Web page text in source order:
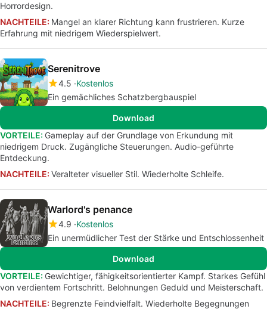
Horrordesign.
NACHTEILE: Mangel an klarer Richtung kann frustrieren. Kurze
Erfahrung mit niedrigem Wiederspielwert.
Serenitrove
4.5 Kostenlos
Ein gemächliches Schatzbergbauspiel
Download
VORTEILE: Gameplay auf der Grundlage von Erkundung mit
niedrigem Druck. Zugängliche Steuerungen. Audio-geführte
Entdeckung.
NACHTEILE: Veralteter visueller Stil. Wiederholte Schleife.
Warlord's penance
4.9 Kostenlos
Ein unermüdlicher Test der Stärke und Entschlossenheit
Download
VORTEILE: Gewichtiger, fähigkeitsorientierter Kampf. Starkes Gefühl
von verdientem Fortschritt. Belohnungen Geduld und Meisterschaft.
NACHTEILE: Begrenzte Feindvielfalt. Wiederholte Begegnungen